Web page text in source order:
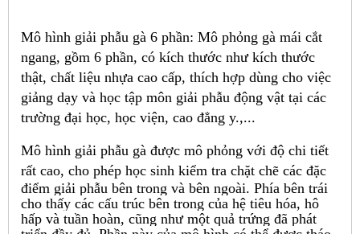
Mô hình giải phẫu gà 6 phần: Mô phỏng gà mái cắt
ngang, gồm 6 phần, có kích thước như kích thước
thật, chất liệu nhựa cao cấp, thích hợp dùng cho việc
giảng dạy và học tập môn giải phẫu động vật tại các
trường đại học, học viện, cao đẳng y.,...
Mô hình giải phẫu gà được mô phỏng với độ chi tiết
rất cao, cho phép học sinh kiểm tra chặt chẽ các đặc
điểm giải phẫu bên trong và bên ngoài. Phía bên trái
cho thấy các cấu trúc bên trong của hệ tiêu hóa, hô
hấp và tuần hoàn, cũng như một quả trứng đã phát